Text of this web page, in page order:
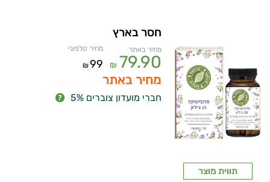
תווית מוצר
חסר בארץ
מחיר באתר
79.90
₪
מחיר טלפוני
99
₪
מחיר באתר
חברי מועדון צוברים 5%